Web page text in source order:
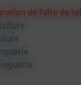
de fuite de